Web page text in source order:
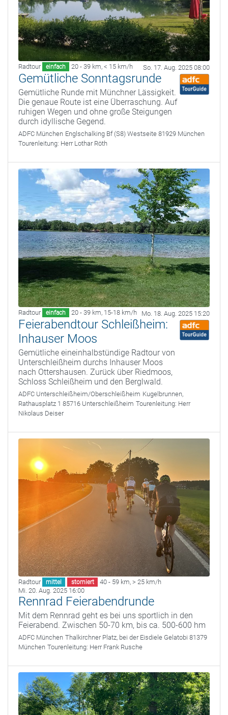
Radtour einfach 20 - 39 km, < 15 km/h So. 17. Aug. 2025 08:00
Gemütliche Sonntagsrunde
Gemütliche Runde mit Münchner Lässigkeit.
Die genaue Route ist eine Überraschung. Auf
ruhigen Wegen und ohne große Steigungen
durch idyllische Gegend.
ADFC München Englschalking Bf (S8) Westseite 81929 München
Tourenleitung: Herr Lothar Röth
Radtour einfach 20 - 39 km, 15-18 km/h Mo. 18. Aug. 2025 15:20
Feierabendtour Schleißheim:
Inhauser Moos
Gemütliche eineinhalbstündige Radtour von
Unterschleißheim durchs Inhauser Moos
nach Ottershausen. Zurück über Riedmoos,
Schloss Schleißheim und den Berglwald.
ADFC Unterschleißheim/Oberschleißheim Kugelbrunnen,
Rathausplatz 1 85716 Unterschleißheim Tourenleitung: Herr
Nikolaus Deiser
Radtour mittel storniert 40 - 59 km, > 25 km/h
Mi. 20. Aug. 2025 16:00
Rennrad Feierabendrunde
Mit dem Rennrad geht es bei uns sportlich in den
Feierabend. Zwischen 50-70 km, bis ca. 500-600 hm
ADFC München Thalkirchner Platz, bei der Eisdiele Gelatobi 81379
München Tourenleitung: Herr Frank Rusche